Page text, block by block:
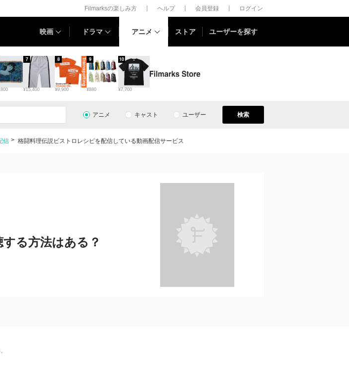
Filmarksの楽しみ方 ヘルプ 会員登録 ログイン
映画 ドラマ アニメ ストア ユーザーを探す
¥15,400
7
¥9,900
8
¥880
9
¥7,700
10
アニメ キャスト ユーザー 検索
信 格闘料理伝説ビストロレシピを配信している動画配信サービス
る方法はある？